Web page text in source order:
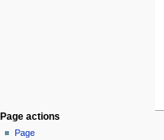
Page actions
Page